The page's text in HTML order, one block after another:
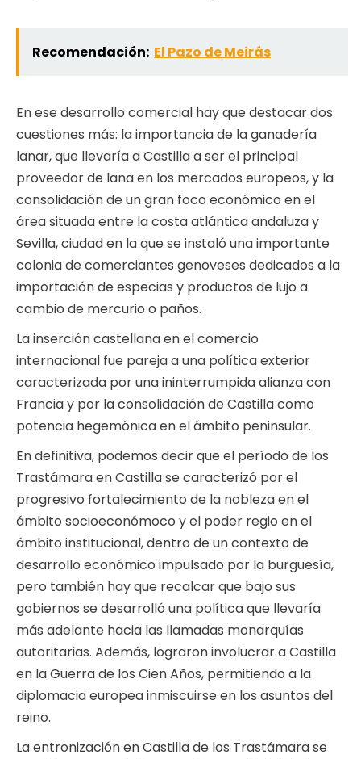
Recomendación: El Pazo de Meirás
En ese desarrollo comercial hay que destacar dos
cuestiones más: la importancia de la ganadería
lanar, que llevaría a Castilla a ser el principal
proveedor de lana en los mercados europeos, y la
consolidación de un gran foco económico en el
área situada entre la costa atlántica andaluza y
Sevilla, ciudad en la que se instaló una importante
colonia de comerciantes genoveses dedicados a la
importación de especias y productos de lujo a
cambio de mercurio o paños.
La inserción castellana en el comercio
internacional fue pareja a una política exterior
caracterizada por una ininterrumpida alianza con
Francia y por la consolidación de Castilla como
potencia hegemónica en el ámbito peninsular.
En definitiva, podemos decir que el período de los
Trastámara en Castilla se caracterizó por el
progresivo fortalecimiento de la nobleza en el
ámbito socioeconómoco y el poder regio en el
ámbito institucional, dentro de un contexto de
desarrollo económico impulsado por la burguesía,
pero también hay que recalcar que bajo sus
gobiernos se desarrolló una política que llevaría
más adelante hacia las llamadas monarquías
autoritarias. Además, lograron involucrar a Castilla
en la Guerra de los Cien Años, permitiendo a la
diplomacia europea inmiscuirse en los asuntos del
reino.
La entronización en Castilla de los Trastámara se